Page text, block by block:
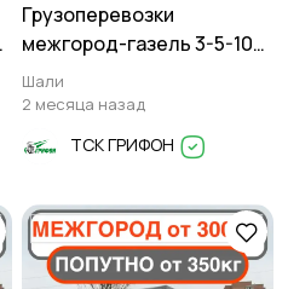
Продукты питания
Юридические услуги
Грузоперевозки
межгород-газель 3-5-10
тонн
Шали
2 месяца назад
ТСК ГРИФОН